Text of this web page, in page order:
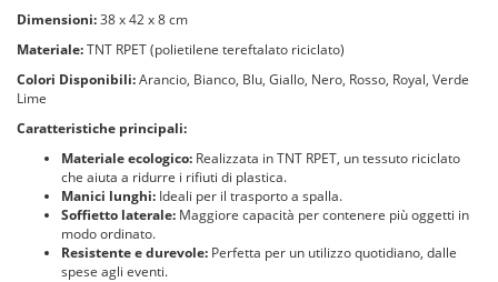
Dimensioni:38 x 42 x 8 cm
Materiale:TNT RPET (polietilene tereftalato riciclato)
Colori Disponibili:Arancio, Bianco, Blu, Giallo, Nero, Rosso, Royal, Verde
Lime
Caratteristiche principali:
Materiale ecologico: Realizzata in TNT RPET, un tessuto riciclato
che aiuta a ridurre i rifiuti di plastica.
Manici lunghi: Ideali per il trasporto a spalla.
Soffietto laterale: Maggiore capacità per contenere più oggetti in
modo ordinato.
Resistente e durevole: Perfetta per un utilizzo quotidiano, dalle
spese agli eventi.